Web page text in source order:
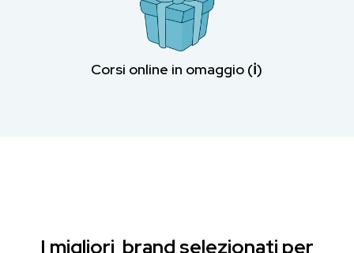
Corsi online in omaggio (ℹ︎)
I migliori brand selezionati per